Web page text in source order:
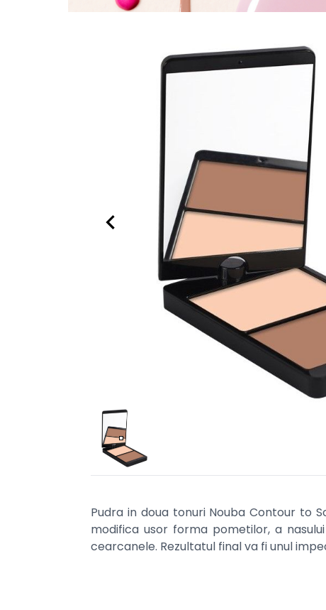
Pudra in doua tonuri Nouba Contour to
modifica usor forma pometilor, a
cearcanele. Rezultatul final va fi unul